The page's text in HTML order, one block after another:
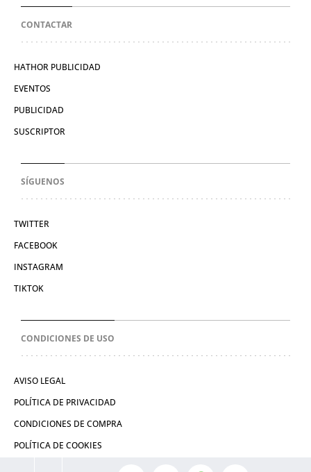
CONTACTAR
HATHOR PUBLICIDAD
EVENTOS
PUBLICIDAD
SUSCRIPTOR
SÍGUENOS
TWITTER
FACEBOOK
INSTAGRAM
TIKTOK
CONDICIONES DE USO
AVISO LEGAL
POLÍTICA DE PRIVACIDAD
CONDICIONES DE COMPRA
POLÍTICA DE COOKIES